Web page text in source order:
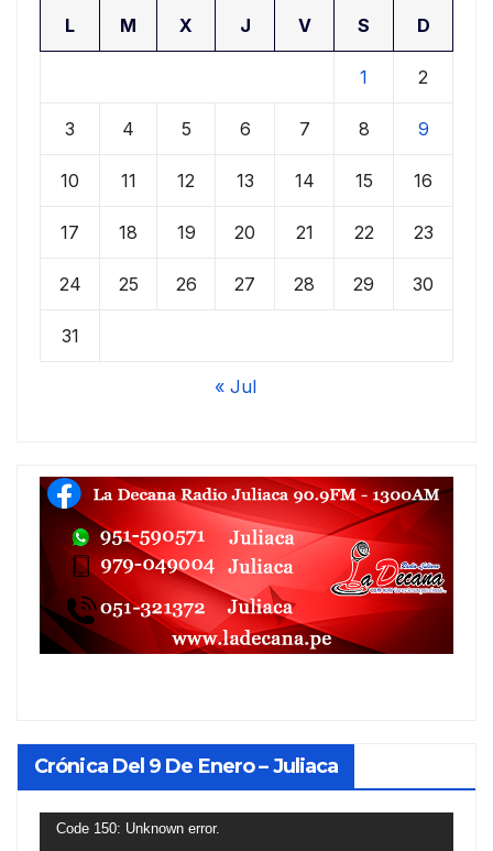
L M X J V S D
1 2
3 4 5 6 7 8 9
10 11 12 13 14 15 16
17 18 19 20 21 22 23
24 25 26 27 28 29 30
31
« Jul
Crónica Del 9 De Enero – Juliaca
Reproductor
Code 150: Unknown error.